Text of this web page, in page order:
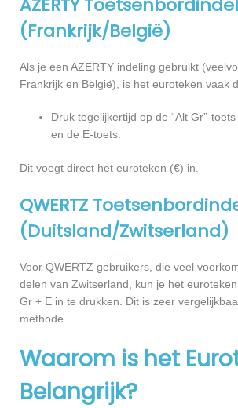
AZERTY
(Frankrijk/België)
Als je een AZERTY indeling gebruikt
Frankrijk en België), is het euroteken vaak
Druk tegelijkertijd op de “Alt Gr”-
en de E-toets.
Dit voegt direct het euroteken (€) in.
QWERTZ
(Duitsland/Zwitserland)
Voor QWERTZ gebruikers, die veel
delen van Zwitserland, kun je het
Gr + E in te drukken. Dit is zeer
methode.
Waarom is het
Belangrijk?